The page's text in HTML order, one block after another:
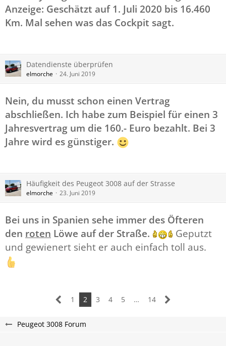
Anzeige: Geschätzt auf 1. Juli 2020 bis 16.460
Km. Mal sehen was das Cockpit sagt.
Datendienste überprüfen
elmorche 24. Juni 2019
Nein, du musst schon einen Vertrag
abschließen. Ich habe zum Beispiel für einen 3
Jahresvertrag um die 160.- Euro bezahlt. Bei 3
Jahre wird es günstiger.
Häufigkeit des Peugeot 3008 auf der Strasse
elmorche 23. Juni 2019
Bei uns in Spanien sehe immer des Öfteren
den roten Löwe auf der Straße.
Geputzt
und gewienert sieht er auch einfach toll aus.
1 2 3 4 5 … 14
Peugeot 3008 Forum